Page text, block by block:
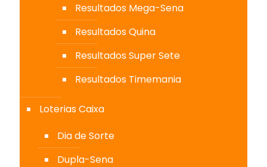
Resultados Mega-Sena
Resultados Quina
Resultados Super Sete
Resultados Timemania
Loterias Caixa
Dia de Sorte
Dupla-Sena